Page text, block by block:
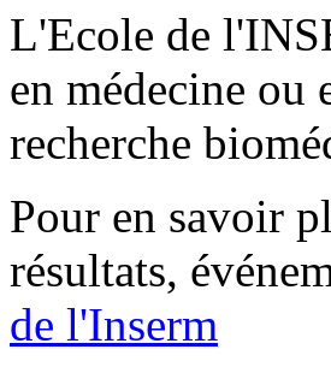
L'Ecole de
en médecine ou
recherche
Pour en savoir
résultats,
de l'Inserm